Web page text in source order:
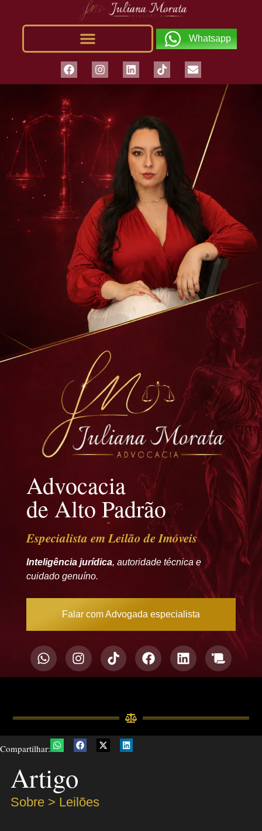
Whatsapp
Advocacia
de Alto Padrão
Especialista em Leilão de Imóveis
Inteligência jurídica, autoridade técnica e
cuidado genuíno.
Falar com Advogada especialista
Compartilhar:
Artigo
Sobre > Leilões